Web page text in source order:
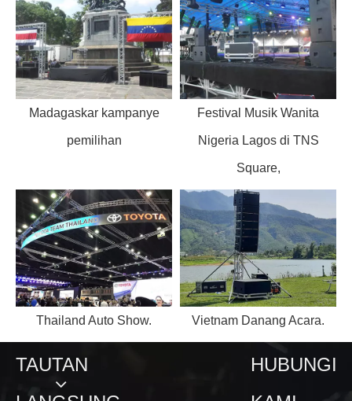
Madagaskar kampanye
pemilihan
Festival Musik Wanita
Nigeria Lagos di TNS
Square,
Thailand Auto Show. Vietnam Danang Acara.
TAUTAN
HUBUNGI